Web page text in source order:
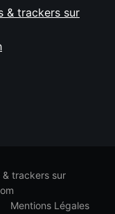
& trackers sur
trackers sur
Mentions Légales